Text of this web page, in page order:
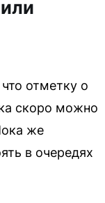
отметку о
скоро можно
же
в очередях